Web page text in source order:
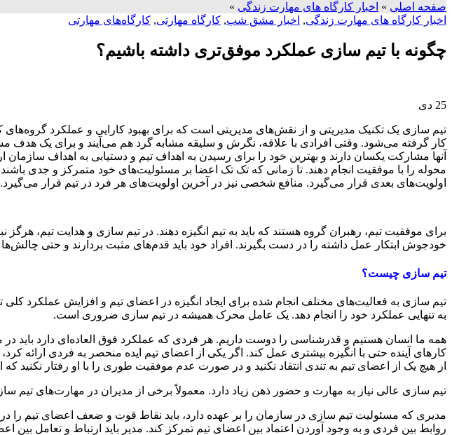
صفحه اصلی » اخبار کارگاه های مهارت زندگی »
اخبار کارگاه های مهارت زندگی, اخبار مشق شب, کارگاه مهارتی, کارگاه‌های مهارتی
چگونه با تیم سازی عملکرد موفق‌تری داشته باشیم؟
25 دی
تیم سازی یک تکنیک مدیریتی و از نقش‌های مدیریتی است که برای بهبود کارایی و عملکرد
کار گرفته می‌شود. وقتی افرادی با علاقه، نگرش و سلیقه مشابه گرد هم می‌آیند و برای یک هدف
آنها مشارکت یکسان دارند و بهترین خود را برای رسیدن به اهداف تیم و دستیابی به اهداف
محوله را با موفقیت انجام دهند. تا زمانی که تک تک اعضا بر مسئولیت‌های خود متمرکز و جدی
اولویت‌های بعدی قرار می‌گیرد. منافع شخصی نیز در آخرین اولویت‌های هر فرد در تیم قرار می‌گیرد.
برای موفقیت تیم، رهبران گروه هستند که باید به تیم انگیزه دهند. در تیم سازی و هدایت تیم،
خودجوش ابتکار عمل داشته را در دست بگیرند. افراد خود باید قدم‌های مثبت بردارند و حتی چالش‌ها
تیم سازی چیست؟
تیم سازی به فعالیت‌های مختلف انجام شده برای ایجاد انگیزه در اعضای تیم و افزایش عملکرد کلی
به تنهایی عملکرد خود را انجام دهد. یک عامل محرک همیشه در تیم سازی ضروری است.
همه ما انسان هستیم و قدرشناسی را دوست داریم. هر فردی که عملکرد فوق العاده‌ای دارد باید در
کارهای آینده حتی با انگیزه بیشتری عمل کند. اگر یکی از اعضای تیم ایده منحصر به فردی ارائه
از هیچ یک از اعضای تیم به تندی انتقاد نکنید و در صورت عدم موفقیت طوری را با او رفتار نکنید که
تیم سازی عالی نیاز به مهارت و حضور ذهن زیاد دارد. معمولاً برخی از مدیران در مهارت‌های
مدیری که مسئولیت تیم سازی در سازمان را بر عهده دارد، باید نقاط قوت و ضعف اعضای تیم را
روابط بین فردی و به وجود آوردن اعتماد بین اعضای تیم تمرکز کند. مدیر باید ارتباط و تعامل